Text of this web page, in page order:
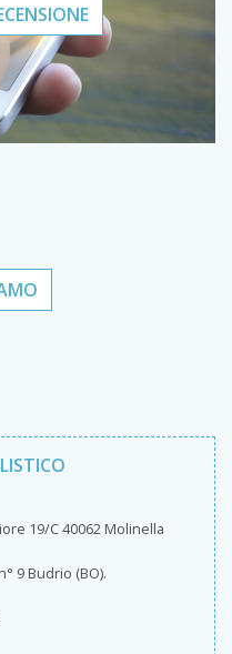
19/C 40062 Molinella
9 Budrio (BO).